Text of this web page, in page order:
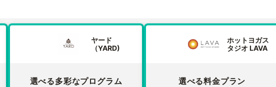
ヤード
（YARD)
選べる多彩なプログラム
ホットヨガス
タジオ LAVA
選べる料金プラン